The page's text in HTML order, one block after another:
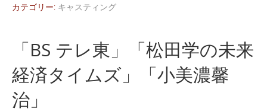
カテゴリー: キャスティング
「BS テレ東」「松田学の未来
経済タイムズ」「小美濃馨
治」